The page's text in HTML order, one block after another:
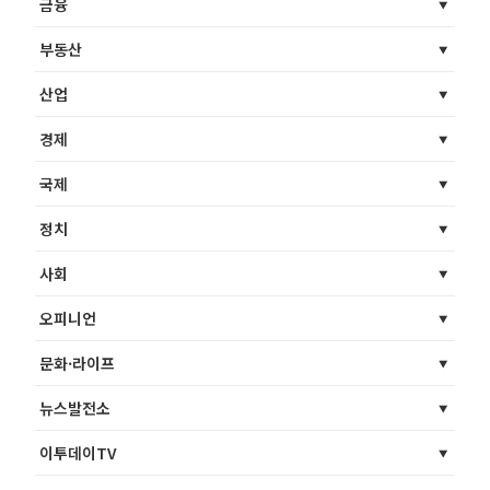
금융
부동산
산업
경제
국제
정치
사회
오피니언
문화·라이프
뉴스발전소
이투데이TV